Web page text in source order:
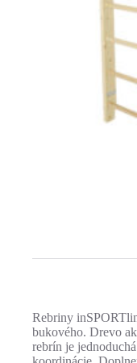
Rebriny
bukového. Drevo
rebrín je